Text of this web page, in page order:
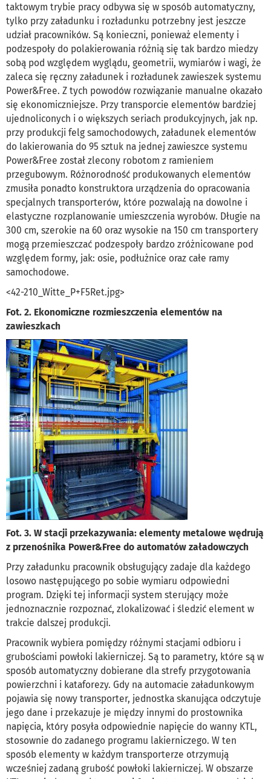
taktowym trybie pracy odbywa się w sposób automatyczny,
tylko przy załadunku i rozładunku potrzebny jest jeszcze
udział pracowników. Są konieczni, ponieważ elementy i
podzespoły do polakierowania różnią się tak bardzo miedzy
sobą pod względem wyglądu, geometrii, wymiarów i wagi, że
zaleca się ręczny załadunek i rozładunek zawieszek systemu
Power&Free. Z tych powodów rozwiązanie manualne okazało
się ekonomiczniejsze. Przy transporcie elementów bardziej
ujednoliconych i o większych seriach produkcyjnych, jak np.
przy produkcji felg samochodowych, załadunek elementów
do lakierowania do 95 sztuk na jednej zawieszce systemu
Power&Free został zlecony robotom z ramieniem
przegubowym. Różnorodność produkowanych elementów
zmusiła ponadto konstruktora urządzenia do opracowania
specjalnych transporterów, które pozwalają na dowolne i
elastyczne rozplanowanie umieszczenia wyrobów. Długie na
300 cm, szerokie na 60 oraz wysokie na 150 cm transportery
mogą przemieszczać podzespoły bardzo zróżnicowane pod
względem formy, jak: osie, podłużnice oraz całe ramy
samochodowe.
<42-210_Witte_P+F5Ret.jpg>
Fot. 2. Ekonomiczne rozmieszczenia elementów na
zawieszkach
Fot. 3. W stacji przekazywania: elementy metalowe wędrują
z przenośnika Power&Free do automatów załadowczych
Przy załadunku pracownik obsługujący zadaje dla każdego
losowo następującego po sobie wymiaru odpowiedni
program. Dzięki tej informacji system sterujący może
jednoznacznie rozpoznać, zlokalizować i śledzić element w
trakcie dalszej produkcji.
Pracownik wybiera pomiędzy różnymi stacjami odbioru i
grubościami powłoki lakierniczej. Są to parametry, które są w
sposób automatyczny dobierane dla strefy przygotowania
powierzchni i kataforezy. Gdy na automacie załadunkowym
pojawia się nowy transporter, jednostka skanująca odczytuje
jego dane i przekazuje je między innymi do prostownika
napięcia, który posyła odpowiednie napięcie do wanny KTL,
stosownie do zadanego programu lakierniczego. W ten
sposób elementy w każdym transporterze otrzymują
wcześniej zadaną grubość powłoki lakierniczej. W obszarze